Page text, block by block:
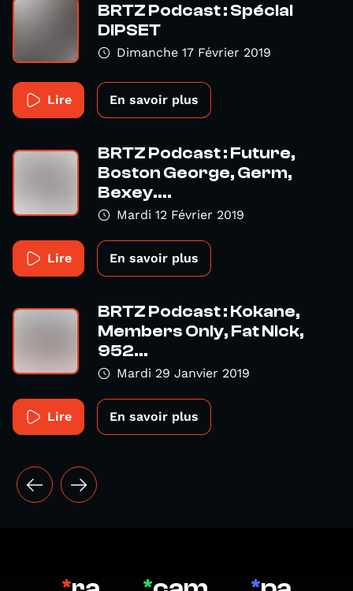
BRTZ Podcast : Spécial
DIPSET
Dimanche 17 Février 2019
Lire En savoir plus
BRTZ Podcast : Future,
Boston George, Germ,
Bexey....
Mardi 12 Février 2019
Lire En savoir plus
BRTZ Podcast : Kokane,
Members Only, Fat Nick,
952...
Mardi 29 Janvier 2019
Lire En savoir plus